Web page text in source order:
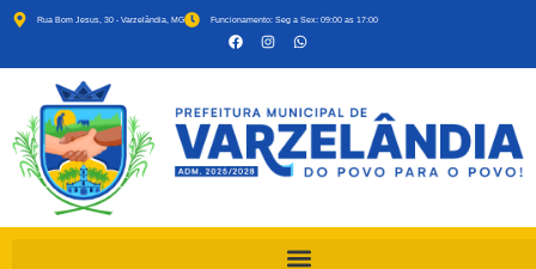
Rua Bom Jesus, 30 - Varzelândia, MG Funcionamento: Seg a Sex: 09:00 as 17:00